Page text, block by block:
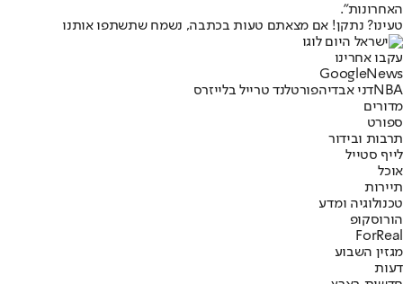
האחרונות".
טעינו? נתקן! אם מצאתם טעות בכתבה, נשמח שתשתפו אותנו
עקבו אחרינו
Googl eNews
NBAדני אבדיהפורטלנד טרייל בלייזרס
מדורים
ספורט
תרבות ובידור
לייף סטייל
אוכל
תיירות
טכנולוגיה ומדע
הורוסקופ
ForReal
מגזין השבוע
דעות